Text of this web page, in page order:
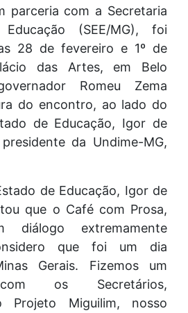
parceria com a Secretaria
(SEE/MG), foi
28 de fevereiro e 1º de
das Artes, em Belo
Romeu Zema
do encontro, ao lado do
de Educação, Igor de
da Undime-MG,
de Educação, Igor de
que o Café com Prosa,
diálogo extremamente
que foi um dia
Gerais. Fizemos um
os Secretários,
Projeto Miguilim, nosso